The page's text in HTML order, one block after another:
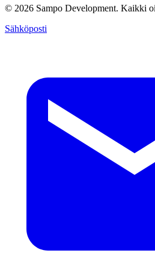
© 2026 Sampo Development. Kaikki
Sähköposti